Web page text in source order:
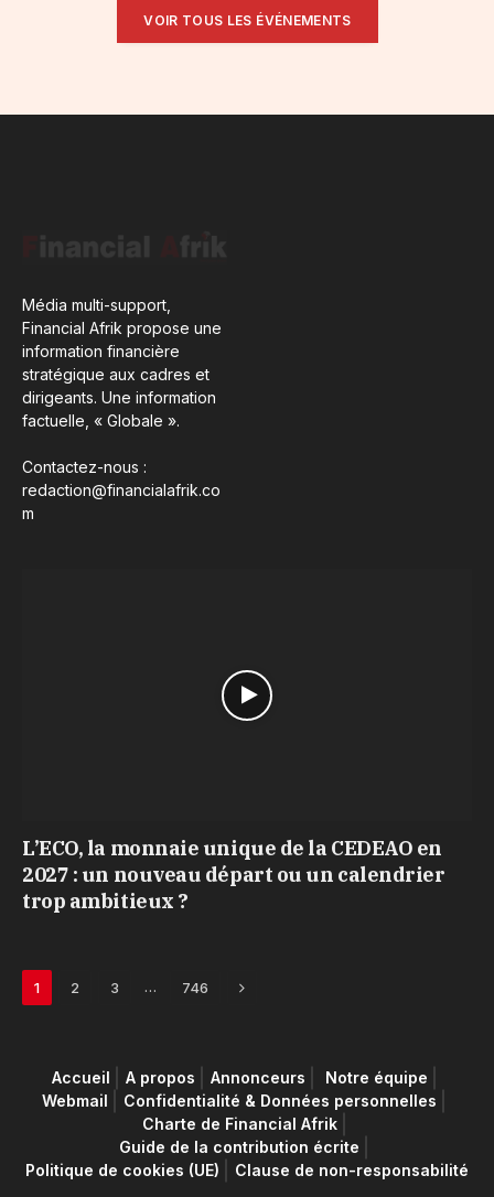
VOIR TOUS LES ÉVÉNEMENTS
Média multi-support,
Financial Afrik propose une
information financière
stratégique aux cadres et
dirigeants. Une information
factuelle, « Globale ».
Contactez-nous :
redaction@financialafrik.co
m
L’ECO, la monnaie unique de la CEDEAO en
2027 : un nouveau départ ou un calendrier
trop ambitieux ?
1 2 3 … 746 Next
Accueil A propos Annonceurs
Notre équipe
Webmail
Confidentialité & Données personnelles
Charte de Financial Afrik
Guide de la contribution écrite
Politique de cookies (UE)
Clause de non-responsabilité